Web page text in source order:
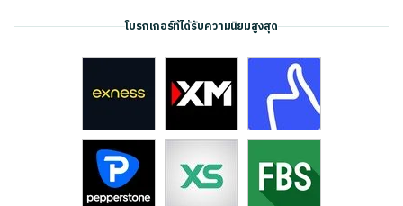
โบรกเกอร์ที่ได้รับความนิยมสูงสุด